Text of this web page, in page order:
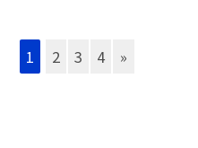
1 2 3 4 »